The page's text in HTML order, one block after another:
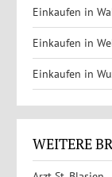
Einkaufen in
Einkaufen in
Einkaufen in
WEITERE